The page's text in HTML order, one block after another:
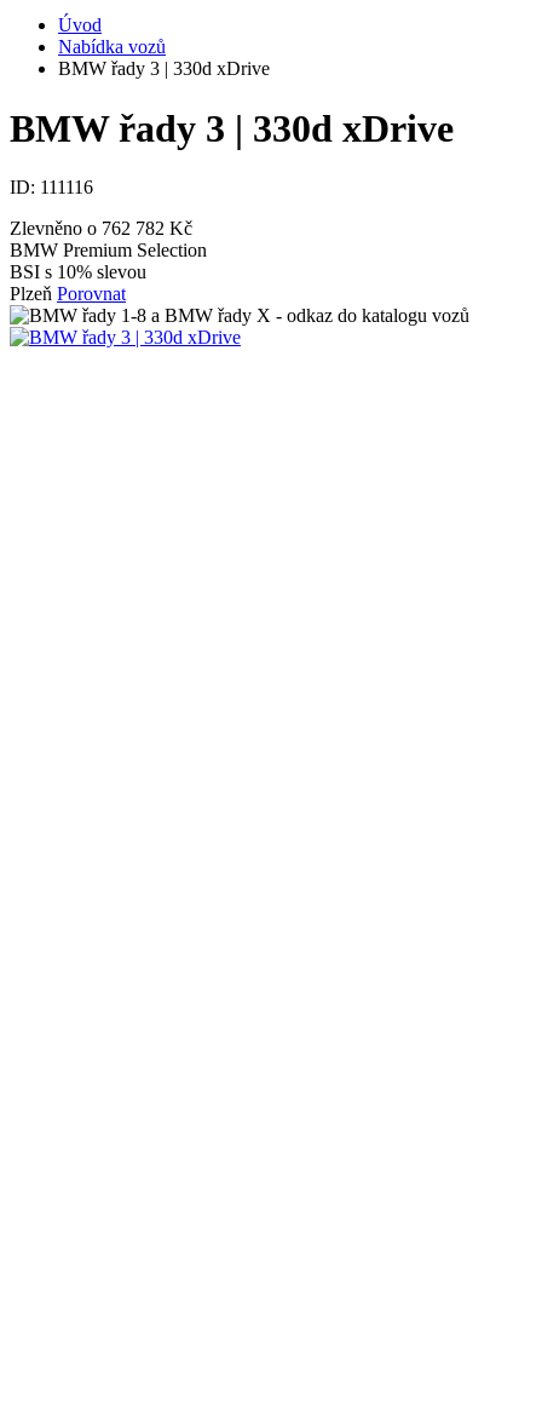
Úvod
Nabídka vozů
BMW řady 3 | 330d xDrive
BMW řady 3 | 330d xDrive
ID: 111116
Zlevněno o 762 782 Kč
BMW Premium Selection
BSI s 10% slevou
Plzeň Porovnat